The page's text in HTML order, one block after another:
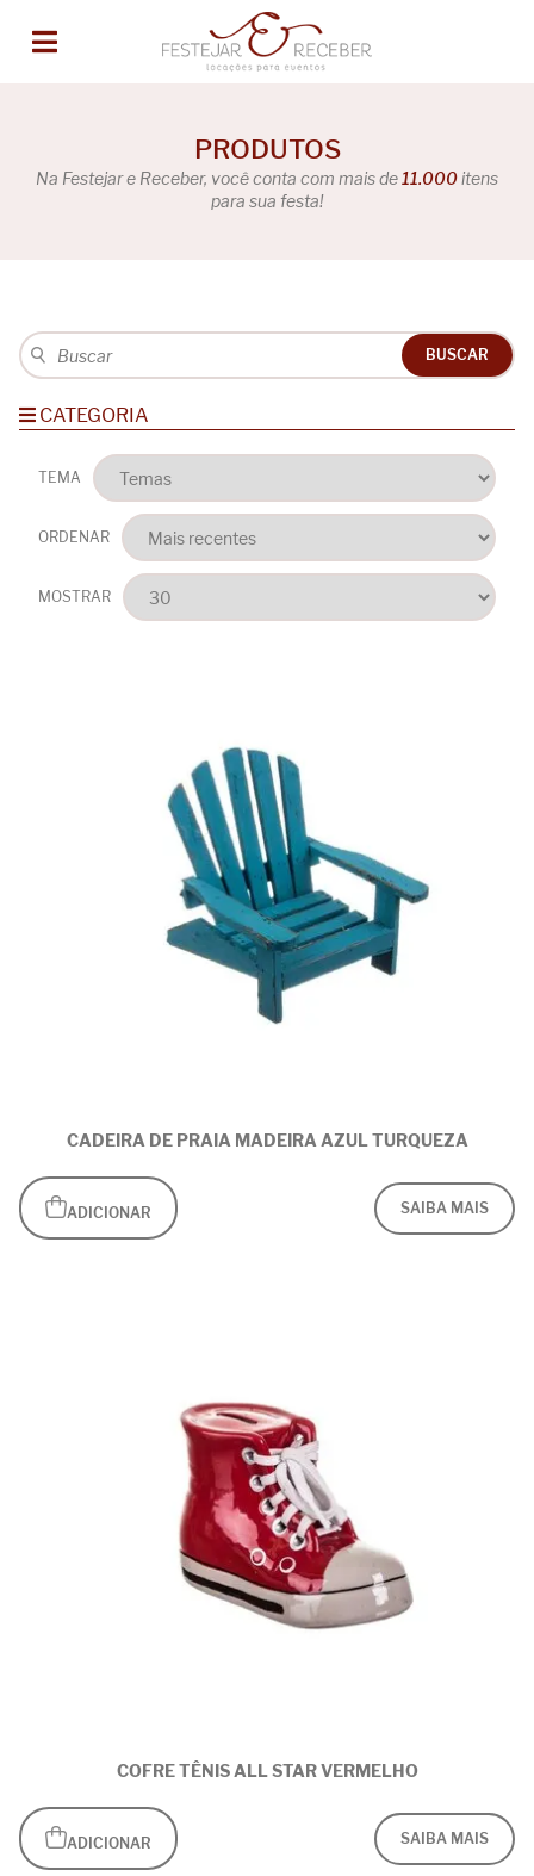
PRODUTOS
Na Festejar e Receber, você conta com mais de11.000itens
para sua festa!
BUSCAR
CATEGORIA
TEMA
ORDENAR
MOSTRAR
CADEIRA DE PRAIA MADEIRA AZUL TURQUEZA
ADICIONAR SAIBA MAIS
COFRE TÊNIS ALL STAR VERMELHO
ADICIONAR SAIBA MAIS